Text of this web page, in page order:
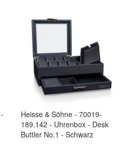
Heisse & Söhne - 70019-
189.142 - Uhrenbox - Desk
Buttler No.1 - Schwarz